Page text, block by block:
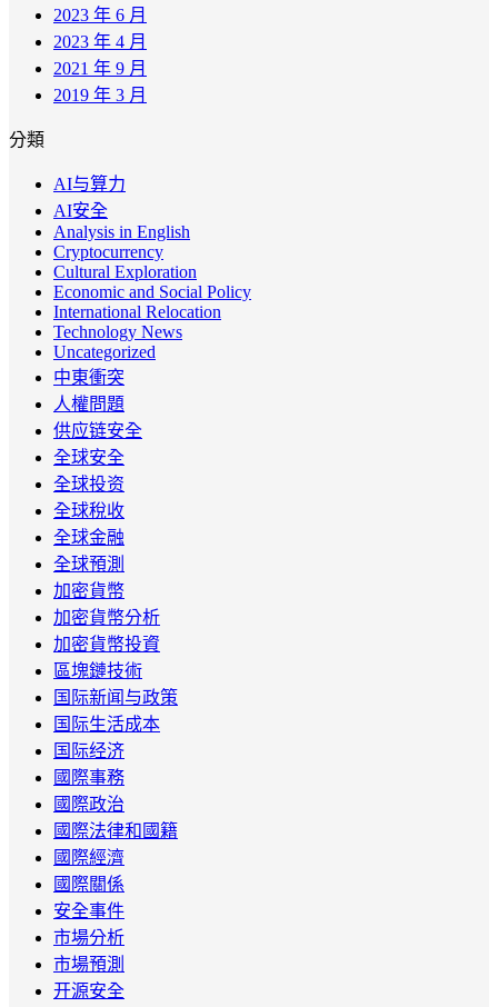
2023 年 6 月
2023 年 4 月
2021 年 9 月
2019 年 3 月
分類
AI与算力
AI安全
Analysis in English
Cryptocurrency
Cultural Exploration
Economic and Social Policy
International Relocation
Technology News
Uncategorized
中東衝突
人權問題
供应链安全
全球安全
全球投资
全球稅收
全球金融
全球預測
加密貨幣
加密貨幣分析
加密貨幣投資
區塊鏈技術
国际新闻与政策
国际生活成本
国际经济
國際事務
國際政治
國際法律和國籍
國際經濟
國際關係
安全事件
市場分析
市場預測
开源安全